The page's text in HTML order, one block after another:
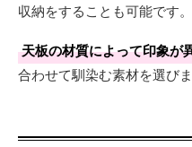
収納をすることも可能です。
天板の材質によって印象が
合わせて馴染む素材を選びま